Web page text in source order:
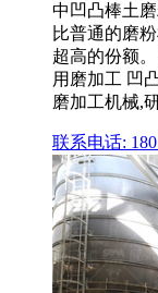
中凹凸棒土
比普通的磨
超高的份额
用磨加工 凹
磨加工机械,
联系电话: 180